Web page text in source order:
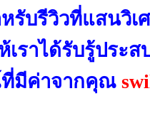
รับรีวิวที่แสนวิเ
ราได้รับรู้ประ
มีค่าจากคุณ